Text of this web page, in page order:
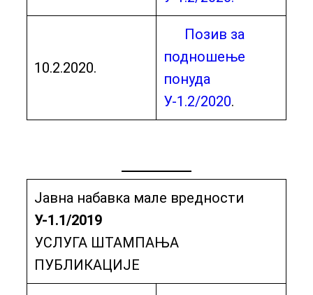
10.2.2020.
Позив за
подношење
понуда
У-1.2/2020.
Јавна набавка мале вредности
У-1.1/2019
УСЛУГА ШТАМПАЊА
ПУБЛИКАЦИЈЕ